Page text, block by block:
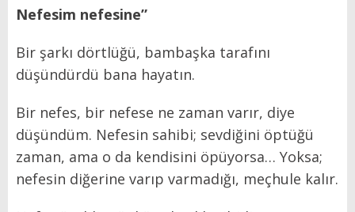
Nefesim nefesine”
Bir şarkı dörtlüğü, bambaşka tarafını
düşündürdü bana hayatın.
Bir nefes, bir nefese ne zaman varır, diye
düşündüm. Nefesin sahibi; sevdiğini öptüğü
zaman, ama o da kendisini öpüyorsa… Yoksa;
nefesin diğerine varıp varmadığı, meçhule kalır.